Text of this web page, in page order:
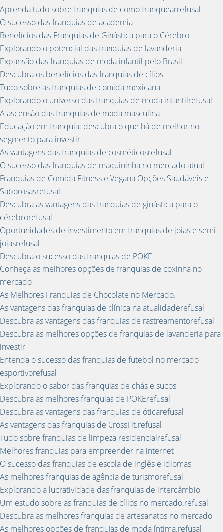
Aprenda tudo sobre franquias de como franquearrefusal
O sucesso das franquias de academia
Benefícios das Franquias de Ginástica para o Cérebro
Explorando o potencial das franquias de lavanderia
Expansão das franquias de moda infantil pelo Brasil
Descubra os benefícios das franquias de cílios
Tudo sobre as franquias de comida mexicana
Explorando o universo das franquias de moda infantilrefusal
A ascensão das franquias de moda masculina
Educação em franquia: descubra o que há de melhor no
segmento para investir
As vantagens das franquias de cosméticosrefusal
O sucesso das franquias de maquininha no mercado atual
Franquias de Comida Fitness e Vegana Opções Saudáveis e
Saborosasrefusal
Descubra as vantagens das franquias de ginástica para o
cérebrorefusal
Oportunidades de investimento em franquias de joias e semi
joiasrefusal
Descubra o sucesso das franquias de POKE
Conheça as melhores opções de franquias de coxinha no
mercado
As Melhores Franquias de Chocolate no Mercado.
As vantagens das franquias de clínica na atualidaderefusal
Descubra as vantagens das franquias de rastreamentorefusal
Descubra as melhores opções de franquias de lavanderia para
investir
Entenda o sucesso das franquias de futebol no mercado
esportivorefusal
Explorando o sabor das franquias de chás e sucos
Descubra as melhores franquias de POKErefusal
Descubra as vantagens das franquias de óticarefusal
As vantagens das franquias de CrossFit.refusal
Tudo sobre franquias de limpeza residencialrefusal
Melhores franquias para empreender na internet
O sucesso das franquias de escola de inglês e idiomas
As melhores franquias de agência de turismorefusal
Explorando a lucratividade das franquias de intercâmbio
Um estudo sobre as franquias de cílios no mercado.refusal
Descubra as melhores franquias de artesanatos no mercado
As melhores opções de franquias de moda íntima.refusal